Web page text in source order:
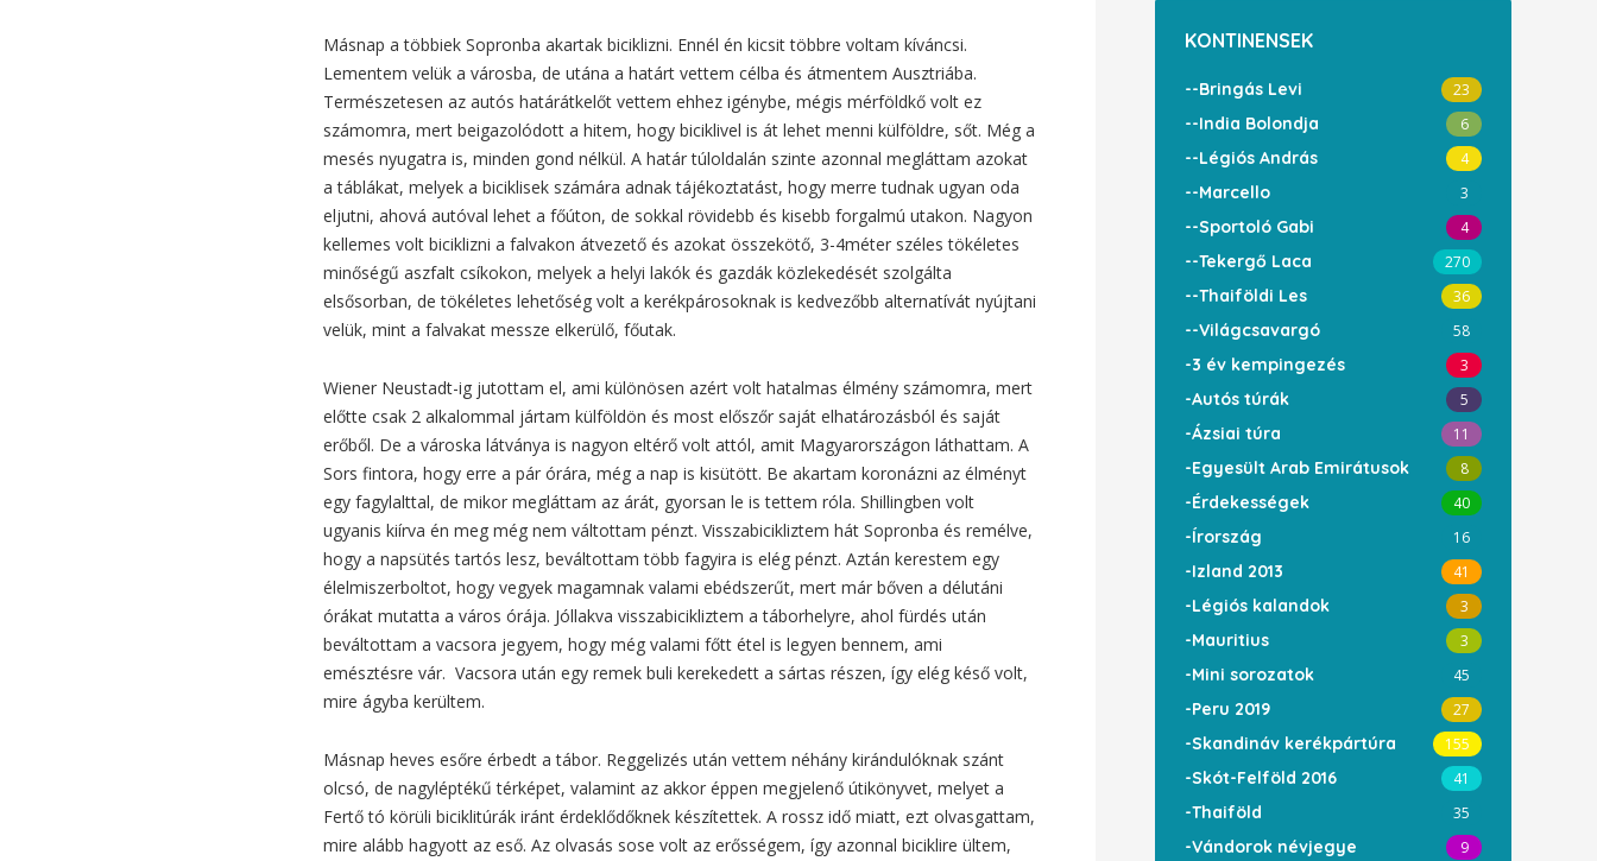
Másnap a többiek Sopronba akartak biciklizni. Ennél én kicsit többre voltam kíváncsi.
Lementem velük a városba, de utána a határt vettem célba és átmentem Ausztriába.
Természetesen az autós határátkelőt vettem ehhez igénybe, mégis mérföldkő volt ez
számomra, mert beigazolódott a hitem, hogy biciklivel is át lehet menni külföldre, sőt. Még a
mesés nyugatra is, minden gond nélkül. A határ túloldalán szinte azonnal megláttam azokat
a táblákat, melyek a biciklisek számára adnak tájékoztatást, hogy merre tudnak ugyan oda
eljutni, ahová autóval lehet a főúton, de sokkal rövidebb és kisebb forgalmú utakon. Nagyon
kellemes volt biciklizni a falvakon átvezető és azokat összekötő, 3-4méter széles tökéletes
minőségű aszfalt csíkokon, melyek a helyi lakók és gazdák közlekedését szolgálta
elsősorban, de tökéletes lehetőség volt a kerékpárosoknak is kedvezőbb alternatívát nyújtani
velük, mint a falvakat messze elkerülő, főutak.
Wiener Neustadt-ig jutottam el, ami különösen azért volt hatalmas élmény számomra, mert
előtte csak 2 alkalommal jártam külföldön és most előszőr saját elhatározásból és saját
erőből. De a városka látványa is nagyon eltérő volt attól, amit Magyarországon láthattam. A
Sors fintora, hogy erre a pár órára, még a nap is kisütött. Be akartam koronázni az élményt
egy fagylalttal, de mikor megláttam az árát, gyorsan le is tettem róla. Shillingben volt
ugyanis kiírva én meg még nem váltottam pénzt. Visszabicikliztem hát Sopronba és remélve,
hogy a napsütés tartós lesz, beváltottam több fagyira is elég pénzt. Aztán kerestem egy
élelmiszerboltot, hogy vegyek magamnak valami ebédszerűt, mert már bőven a délutáni
órákat mutatta a város órája. Jóllakva visszabicikliztem a táborhelyre, ahol fürdés után
beváltottam a vacsora jegyem, hogy még valami főtt étel is legyen bennem, ami
emésztésre vár. Vacsora után egy remek buli kerekedett a sártas részen, így elég késő volt,
mire ágyba kerültem.
Másnap heves esőre érbedt a tábor. Reggelizés után vettem néhány kirándulóknak szánt
olcsó, de nagyléptékű térképet, valamint az akkor éppen megjelenő útikönyvet, melyet a
Fertő tó körüli biciklitúrák iránt érdeklődőknek készítettek. A rossz idő miatt, ezt olvasgattam,
mire alább hagyott az eső. Az olvasás sose volt az erősségem, így azonnal biciklire ültem,
KONTINENSEK
--Bringás Levi 23
--India Bolondja 6
--Légiós András 4
--Marcello 3
--Sportoló Gabi 4
--Tekergő Laca 270
--Thaiföldi Les 36
--Világcsavargó 58
-3 év kempingezés 3
-Autós túrák 5
-Ázsiai túra 11
-Egyesült Arab Emirátusok 8
-Érdekességek 40
-Írország 16
-Izland 2013 41
-Légiós kalandok 3
-Mauritius 3
-Mini sorozatok 45
-Peru 2019 27
-Skandináv kerékpártúra 155
-Skót-Felföld 2016 41
-Thaiföld 35
-Vándorok névjegye 9